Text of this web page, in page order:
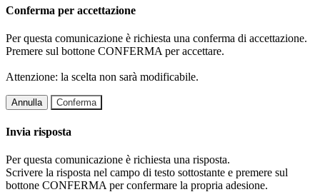
Conferma per accettazione
Per questa comunicazione è richiesta una conferma di accettazione.
Premere sul bottone CONFERMA per accettare.
Attenzione: la scelta non sarà modificabile.
Annulla Conferma
Invia risposta
Per questa comunicazione è richiesta una risposta.
Scrivere la risposta nel campo di testo sottostante e premere sul
bottone CONFERMA per confermare la propria adesione.